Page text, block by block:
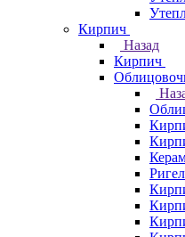
Кирпич
Назад
Кирпич